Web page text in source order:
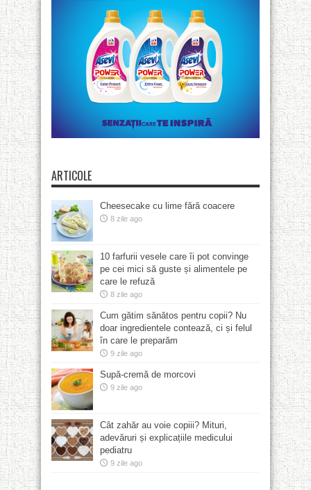
ARTICOLE
Cheesecake cu lime fără coacere
8 zile ago
10 farfurii vesele care îi pot convinge
pe cei mici să guste și alimentele pe
care le refuză
8 zile ago
Cum gătim sănătos pentru copii? Nu
doar ingredientele contează, ci și felul
în care le preparăm
9 zile ago
Supă-cremă de morcovi
9 zile ago
Cât zahăr au voie copiii? Mituri,
adevăruri și explicațiile medicului
pediatru
9 zile ago